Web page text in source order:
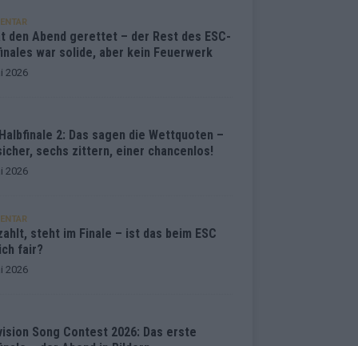
den Abend gerettet – der Rest des ESC-
war solide, aber kein Feuerwerk
2026
2: Das sagen die Wettquoten –
sechs zittern, einer chancenlos!
2026
steht im Finale – ist das beim ESC
fair?
2026
Song Contest 2026: Das erste